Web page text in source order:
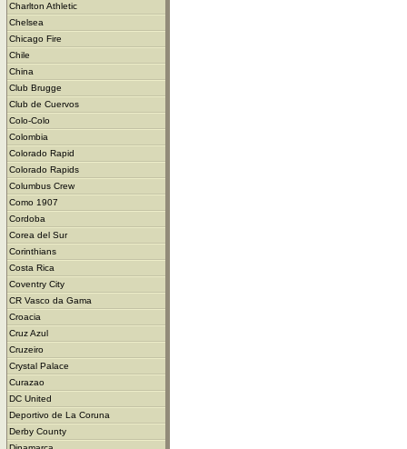
Charlton Athletic
Chelsea
Chicago Fire
Chile
China
Club Brugge
Club de Cuervos
Colo-Colo
Colombia
Colorado Rapid
Colorado Rapids
Columbus Crew
Como 1907
Cordoba
Corea del Sur
Corinthians
Costa Rica
Coventry City
CR Vasco da Gama
Croacia
Cruz Azul
Cruzeiro
Crystal Palace
Curazao
DC United
Deportivo de La Coruna
Derby County